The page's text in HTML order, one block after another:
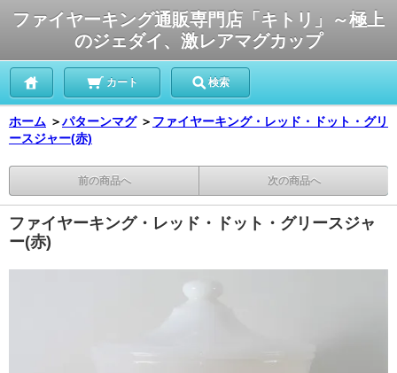
ファイヤーキング通販専門店「キトリ」～極上
のジェダイ、激レアマグカップ
カート 検索
ホーム ＞パターンマグ ＞ ファイヤーキング・レッド・ドット・グリ
ースジャー(赤)
前の商品へ 次の商品へ
ファイヤーキング・レッド・ドット・グリースジャ
ー(赤)